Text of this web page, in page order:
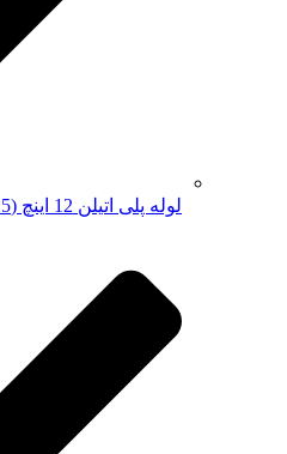
لوله پلی اتیلن 12 اینچ (315 میلیمتر)